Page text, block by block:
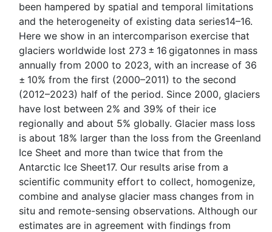
been hampered by spatial and temporal limitations
and the heterogeneity of existing data series14–16.
Here we show in an intercomparison exercise that
glaciers worldwide lost 273 ± 16 gigatonnes in mass
annually from 2000 to 2023, with an increase of 36
± 10% from the first (2000–2011) to the second
(2012–2023) half of the period. Since 2000, glaciers
have lost between 2% and 39% of their ice
regionally and about 5% globally. Glacier mass loss
is about 18% larger than the loss from the Greenland
Ice Sheet and more than twice that from the
Antarctic Ice Sheet17. Our results arise from a
scientific community effort to collect, homogenize,
combine and analyse glacier mass changes from in
situ and remote-sensing observations. Although our
estimates are in agreement with findings from